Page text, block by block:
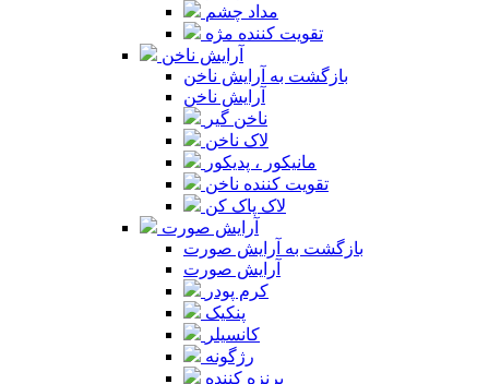
مداد چشم
تقویت کننده مژه
آرایش ناخن
بازگشت به آرایش ناخن
آرایش ناخن
ناخن گیر
لاک ناخن
مانیکور ، پدیکور
تقویت کننده ناخن
لاک پاک کن
آرایش صورت
بازگشت به آرایش صورت
آرایش صورت
کرم پودر
پنکیک
کانسیلر
رژگونه
برنزه کننده